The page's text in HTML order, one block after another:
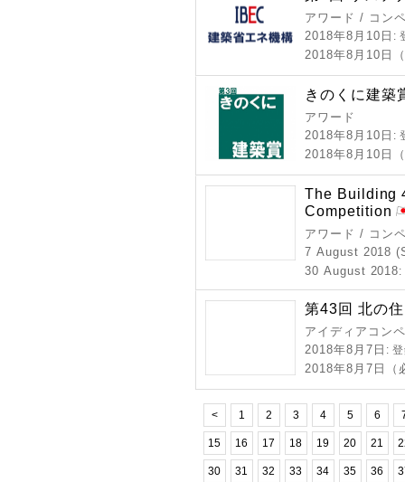
アワード / コン
2018年8月10日 :
2018年8月10日
きのくに建築
アワード
2018年8月10日 :
2018年8月10日
The Building
Competition
アワード / コン
7 August 2018
30 August 2018:
第43回 北の
アイディアコン
2018年8月7日 :
2018年8月7日（
< 1 2 3 4 5 6
15 16 17 18 19 20 21
30 31 32 33 34 35 36